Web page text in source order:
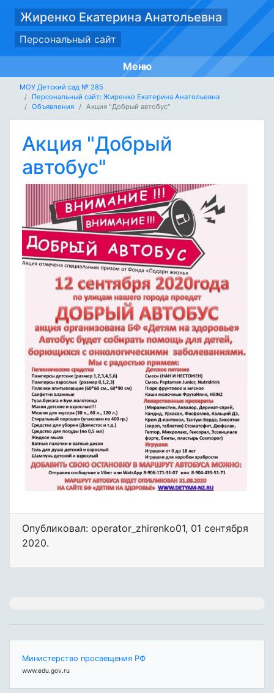
Жиренко Екатерина Анатольевна
Персональный сайт
Меню
МОУ Детский сад № 285
Персональный сайт: Жиренко Екатерина Анатольевна
Объявления
Акция "Добрый автобус"
Акция "Добрый
автобус"
Опубликовал: operator_zhirenko01, 01 сентября
2020.
Министерство просвещения РФ
www.edu.gov.ru